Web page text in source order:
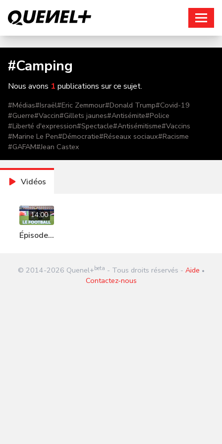
#Camping
Nous avons 1 publications sur ce sujet.
#Médias#Israël#Eric Zemmour#Donald Trump#Covid-19
#Guerre#Vaccin#Gillets jaunes#Antisémite#Police
#Liberté d'expression#Spectacle#Antisémitisme#Vaccins
#Marine Le Pen#Démocratie#Réseaux sociaux#Racisme
#GAFAM#Jean Castex
Vidéos
14:00
Épisode
© 2014-2026 Quenel+ beta - Tous droits réservés - Aide •
Contactez-nous